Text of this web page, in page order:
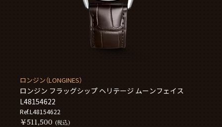
ロンジン（LONGINES）
ロンジン フラッグシップ ヘリテージ ムーンフェイス
L48154622
Ref.L48154622
￥511,500 (税込)